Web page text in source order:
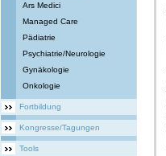
Ars Medici
Managed Care
Pädiatrie
Psychiatrie/Neurologie
Gynäkologie
Onkologie
Fortbildung
Kongresse/Tagungen
Tools